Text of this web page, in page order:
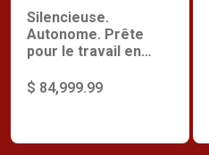
Silencieuse.
Autonome. Prête
pour le travail en
acre par charge.
$ 84,999.99